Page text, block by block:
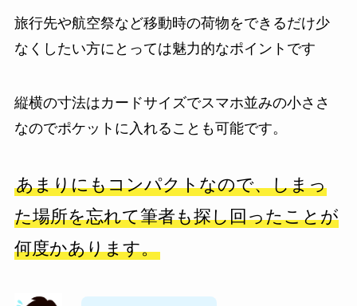
旅行先や航空祭など移動時の荷物をできるだけ少
なくしたい方にとっては魅力的なポイントです
縦横の寸法はカードサイズでスマホ並みの小ささ
なのでポケットに入れることも可能です。
あまりにもコンパクトなので、しまっ
た場所を忘れて筆者も探し回ったことが
何度かあります。